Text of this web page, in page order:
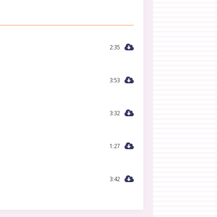
2:35
3:53
3:32
1:27
3:42